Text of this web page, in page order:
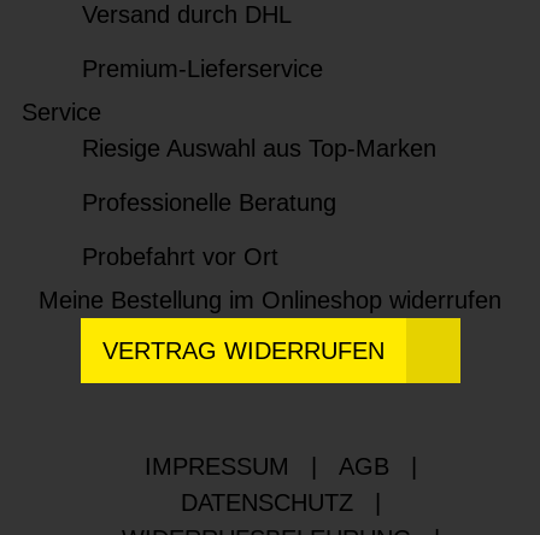
Versand durch DHL
Premium-Lieferservice
Service
Riesige Auswahl aus Top-Marken
Professionelle Beratung
Probefahrt vor Ort
Meine Bestellung im Onlineshop widerrufen
VERTRAG WIDERRUFEN
IMPRESSUM AGB
DATENSCHUTZ